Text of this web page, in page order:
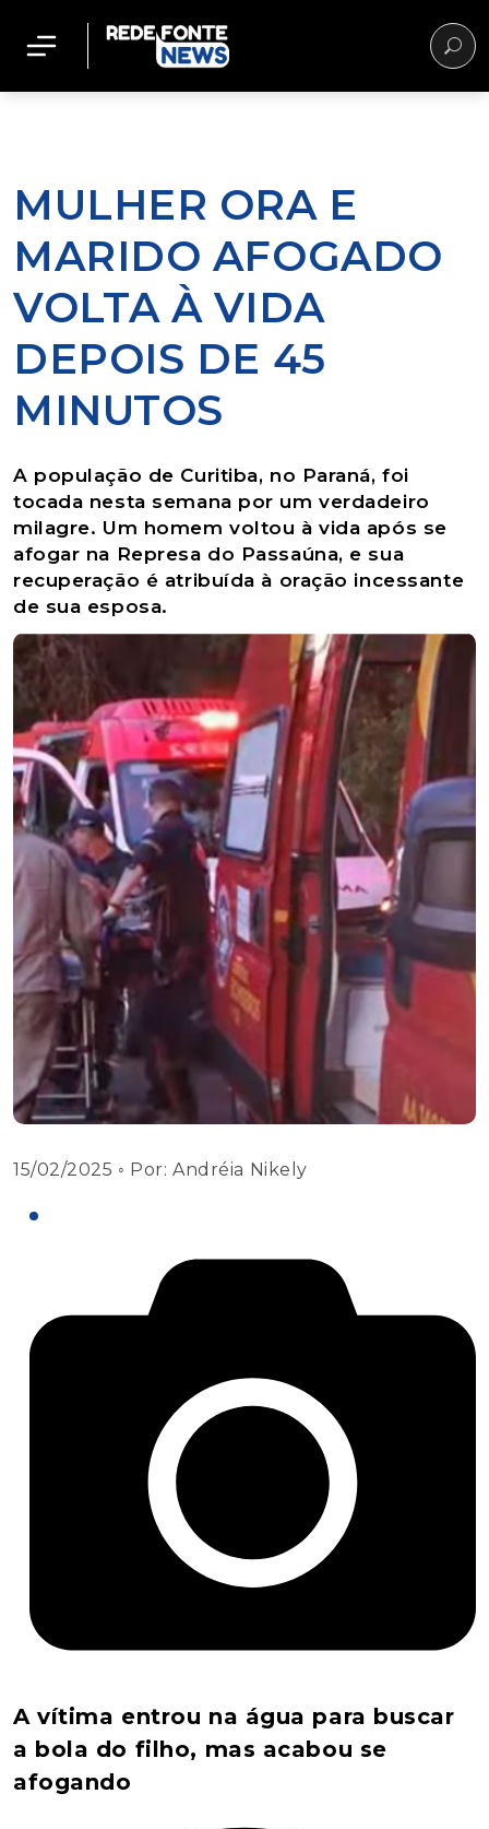
MULHER ORA E
MARIDO AFOGADO
VOLTA À VIDA
DEPOIS DE 45
MINUTOS
A população de Curitiba, no Paraná, foi
tocada nesta semana por um verdadeiro
milagre. Um homem voltou à vida após se
afogar na Represa do Passaúna, e sua
recuperação é atribuída à oração incessante
de sua esposa.
15/02/2025 ◦ Por:Andréia Nikely
A vítima entrou na água para buscar
a bola do filho, mas acabou se
afogando